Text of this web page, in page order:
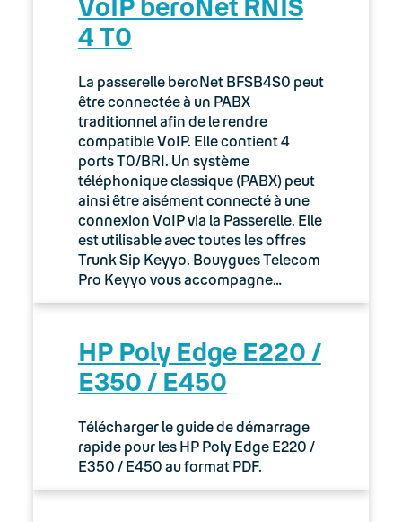
4 T0
La passerelle beroNet BFSB4S0 peut
être connectée à un PABX
traditionnel afin de le rendre
compatible VoIP. Elle contient 4
ports T0/BRI. Un système
téléphonique classique (PABX) peut
ainsi être aisément connecté à une
connexion VoIP via la Passerelle. Elle
est utilisable avec toutes les offres
Trunk Sip Keyyo. Bouygues Telecom
Pro Keyyo vous accompagne…
HP Poly Edge E220 /
E350 / E450
Télécharger le guide de démarrage
rapide pour les HP Poly Edge E220 /
E350 / E450 au format PDF.